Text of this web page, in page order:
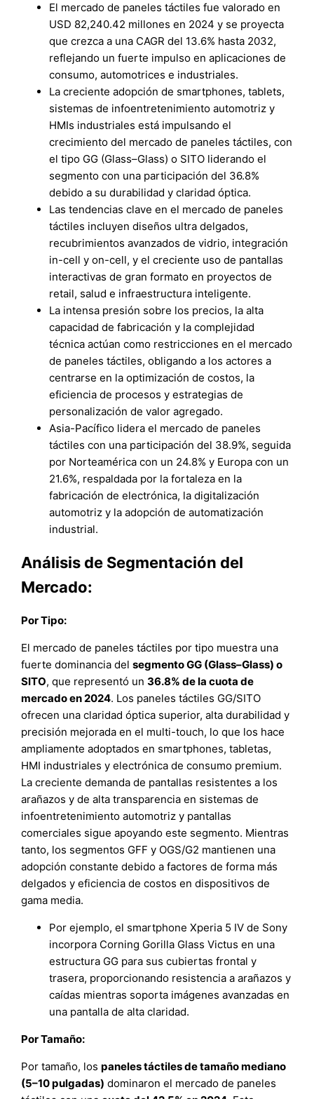
El mercado de paneles táctiles fue valorado en
USD 82,240.42 millones en 2024 y se proyecta
que crezca a una CAGR del 13.6% hasta 2032,
reflejando un fuerte impulso en aplicaciones de
consumo, automotrices e industriales.
La creciente adopción de smartphones, tablets,
sistemas de infoentretenimiento automotriz y
HMIs industriales está impulsando el
crecimiento del mercado de paneles táctiles, con
el tipo GG (Glass–Glass) o SITO liderando el
segmento con una participación del 36.8%
debido a su durabilidad y claridad óptica.
Las tendencias clave en el mercado de paneles
táctiles incluyen diseños ultra delgados,
recubrimientos avanzados de vidrio, integración
in-cell y on-cell, y el creciente uso de pantallas
interactivas de gran formato en proyectos de
retail, salud e infraestructura inteligente.
La intensa presión sobre los precios, la alta
capacidad de fabricación y la complejidad
técnica actúan como restricciones en el mercado
de paneles táctiles, obligando a los actores a
centrarse en la optimización de costos, la
eficiencia de procesos y estrategias de
personalización de valor agregado.
Asia-Pacífico lidera el mercado de paneles
táctiles con una participación del 38.9%, seguida
por Norteamérica con un 24.8% y Europa con un
21.6%, respaldada por la fortaleza en la
fabricación de electrónica, la digitalización
automotriz y la adopción de automatización
industrial.
Análisis de Segmentación del
Mercado:
Por Tipo:
El mercado de paneles táctiles por tipo muestra una
fuerte dominancia delsegmento GG (Glass–Glass) o
SITO, que representó un36.8% de la cuota de
mercado en 2024. Los paneles táctiles GG/SITO
ofrecen una claridad óptica superior, alta durabilidad y
precisión mejorada en el multi-touch, lo que los hace
ampliamente adoptados en smartphones, tabletas,
HMI industriales y electrónica de consumo premium.
La creciente demanda de pantallas resistentes a los
arañazos y de alta transparencia en sistemas de
infoentretenimiento automotriz y pantallas
comerciales sigue apoyando este segmento. Mientras
tanto, los segmentos GFF y OGS/G2 mantienen una
adopción constante debido a factores de forma más
delgados y eficiencia de costos en dispositivos de
gama media.
Por ejemplo, el smartphone Xperia 5 IV de Sony
incorpora Corning Gorilla Glass Victus en una
estructura GG para sus cubiertas frontal y
trasera, proporcionando resistencia a arañazos y
caídas mientras soporta imágenes avanzadas en
una pantalla de alta claridad.
Por Tamaño:
Por tamaño, los paneles táctiles de tamaño mediano
(5–10 pulgadas) dominaron el mercado de paneles